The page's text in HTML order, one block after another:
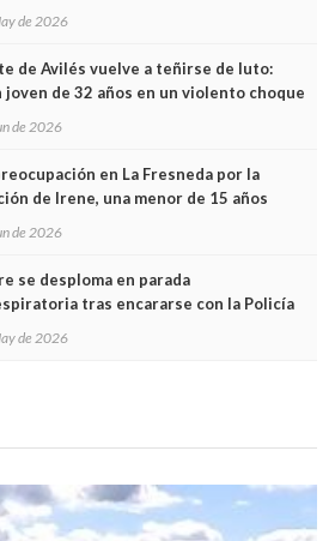
de los trenes que no cabían por los
de 2026
de Avilés vuelve a teñirse de luto:
joven de 32 años en un violento choque
de 2026
en La Fresneda por la
de Irene, una menor de 15 años
de 2026
se desploma en parada
tras encararse con la Policía
de 2026